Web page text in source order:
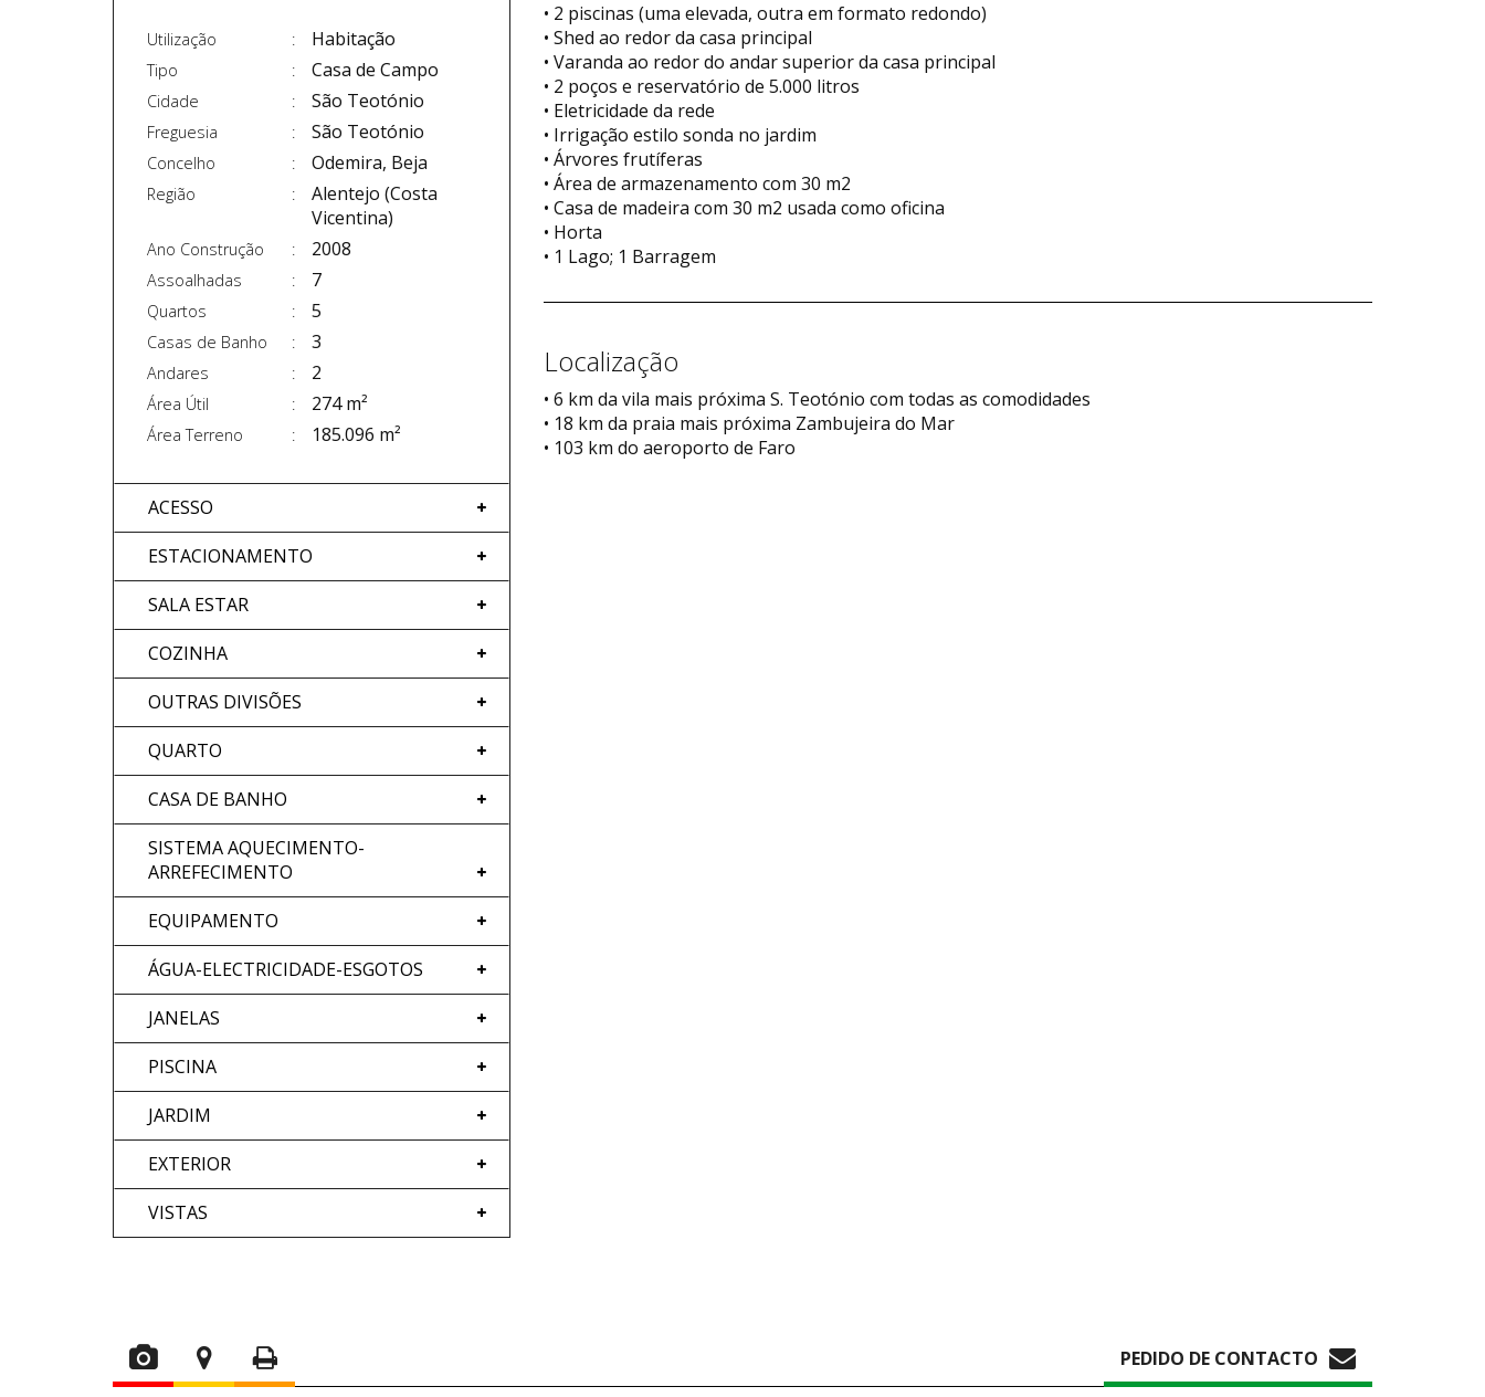
Utilização Habitação
Tipo Casa de Campo
Cidade São Teotónio
Freguesia São Teotónio
Concelho Odemira, Beja
Região
Alentejo (Costa
Vicentina)
Ano Construção 2008
Assoalhadas 7
Quartos 5
Casas de Banho 3
Andares 2
Área Útil 274 m²
Área Terreno 185.096 m²
ACESSO
ESTACIONAMENTO
SALA ESTAR
COZINHA
OUTRAS DIVISÕES
QUARTO
CASA DE BANHO
SISTEMA AQUECIMENTO-
ARREFECIMENTO
EQUIPAMENTO
ÁGUA-ELECTRICIDADE-ESGOTOS
JANELAS
PISCINA
JARDIM
EXTERIOR
VISTAS
• 2 piscinas (uma elevada, outra em formato redondo)
• Shed ao redor da casa principal
• Varanda ao redor do andar superior da casa principal
• 2 poços e reservatório de 5.000 litros
• Eletricidade da rede
• Irrigação estilo sonda no jardim
• Árvores frutíferas
• Área de armazenamento com 30 m2
• Casa de madeira com 30 m2 usada como oficina
• Horta
• 1 Lago; 1 Barragem
Localização
• 6 km da vila mais próxima S. Teotónio com todas as comodidades
• 18 km da praia mais próxima Zambujeira do Mar
• 103 km do aeroporto de Faro
PEDIDO DE CONTACTO